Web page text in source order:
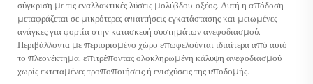
σύγκριση με τις εναλλακτικές λύσεις μολύβδου-οξέος. Αυτή η απόδοση
μεταφράζεται σε μικρότερες απαιτήσεις εγκατάστασης και μειωμένες
ανάγκες για φορτία στην κατασκευή συστημάτων ανεφοδιασμού.
Περιβάλλοντα με περιορισμένο χώρο επωφελούνται ιδιαίτερα από αυτό
το πλεονέκτημα, επιτρέποντας ολοκληρωμένη κάλυψη ανεφοδιασμού
χωρίς εκτεταμένες τροποποιήσεις ή ενισχύσεις της υποδομής.